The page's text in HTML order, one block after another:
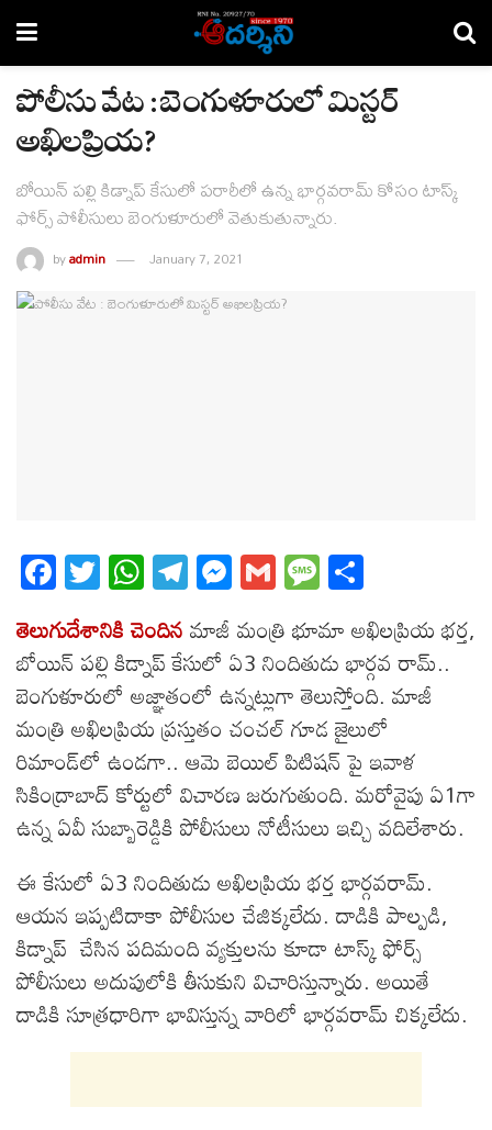
పోలీసు వేట : బెంగుళూరులో మిస్టర్
అఖిలప్రియ?
బోయిన్ పల్లి కిడ్నాప్ కేసులో పరారీలో ఉన్న భార్గవరామ్ కోసం టాస్క్
ఫోర్స్ పోలీసులు బెంగుళూరులో వెతుకుతున్నారు.
byadmin January 7, 2021
Fa
ce
bo
ok
T
wi
tt
er
W
ha
ts
A
pp
T
el
eg
ra
m
M
es
se
ng
er
G
m
ail
M
es
sa
ge
ha
re
తెలుగుదేశానికి చెందినమాజీ మంత్రి భూమా అఖిలప్రియ భర్త,
బోయిన్ పల్లి కిడ్నాప్ కేసులో ఏ3 నిందితుడు భార్గవ రామ్..
బెంగుళూరులో అజ్ఞాతంలో ఉన్నట్లుగా తెలుస్తోంది. మాజీ
మంత్రి అఖిలప్రియ ప్రస్తుతం చంచల్ గూడ జైలులో
రిమాండ్‌లో ఉండగా.. ఆమె బెయిల్ పిటిషన్ పై ఇవాళ
సికింద్రాబాద్ కోర్టులో విచారణ జరుగుతుంది. మరోవైపు ఏ1గా
ఉన్న ఏవీ సుబ్బారెడ్డికి పోలీసులు నోటీసులు ఇచ్చి వదిలేశారు.
ఈ కేసులో ఏ3 నిందితుడు అఖిలప్రియ భర్త భార్గవరామ్.
ఆయన ఇప్పటిదాకా పోలీసుల చేజిక్కలేదు. దాడికి పాల్పడి,
కిడ్నాప్ చేసిన పదిమంది వ్యక్తులను కూడా టాస్క్ ఫోర్స్
పోలీసులు అదుపులోకి తీసుకుని‌ విచారిస్తున్నారు. అయితే
దాడికి సూత్రధారిగా భావిస్తున్న వారిలో భార్గవరామ్ చిక్కలేదు.